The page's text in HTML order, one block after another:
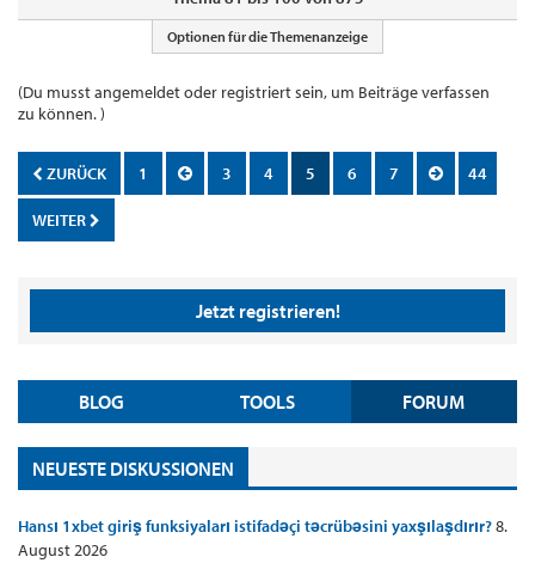
Optionen für die Themenanzeige
(Du musst angemeldet oder registriert sein, um Beiträge verfassen
zu können. )
ZURÜCK 1 3 4 5 6 7 44
WEITER
Jetzt registrieren!
BLOG TOOLS FORUM
NEUESTE DISKUSSIONEN
Hansı 1xbet giriş funksiyaları istifadəçi təcrübəsini yaxşılaşdırır?8.
August 2026